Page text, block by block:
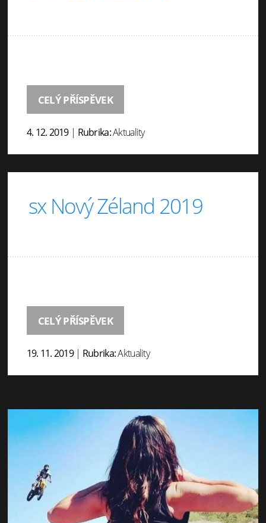
CELÝ PŘÍSPĚVEK
4. 12. 2019 | Rubrika:Aktuality
sx Nový Zéland 2019
CELÝ PŘÍSPĚVEK
19. 11. 2019 | Rubrika:Aktuality